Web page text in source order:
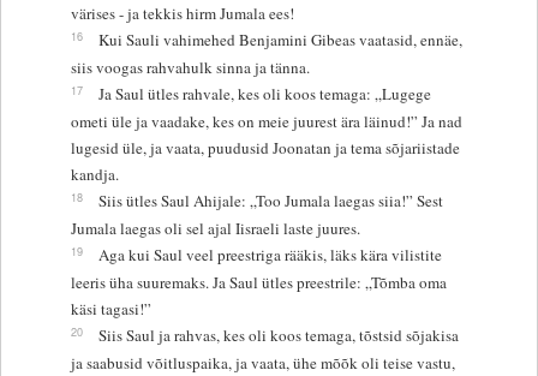
värises - ja tekkis hirm Jumala ees!
16
Kui Sauli vahimehed Benjamini Gibeas vaatasid, ennäe,
siis voogas rahvahulk sinna ja tänna.
17
Ja Saul ütles rahvale, kes oli koos temaga: „Lugege
ometi üle ja vaadake, kes on meie juurest ära läinud!” Ja nad
lugesid üle, ja vaata, puudusid Joonatan ja tema sõjariistade
kandja.
18
Siis ütles Saul Ahijale: „Too Jumala laegas siia!” Sest
Jumala laegas oli sel ajal Iisraeli laste juures.
19
Aga kui Saul veel preestriga rääkis, läks kära vilistite
leeris üha suuremaks. Ja Saul ütles preestrile: „Tõmba oma
käsi tagasi!”
20
Siis Saul ja rahvas, kes oli koos temaga, tõstsid sõjakisa
ja saabusid võitluspaika, ja vaata, ühe mõõk oli teise vastu,